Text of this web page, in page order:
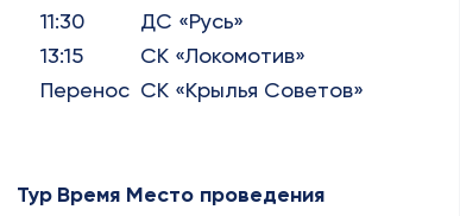
11:30
ДС «Русь»
13:15
СК «Локомотив»
Перенос СК «Крылья Советов»
Тур Время Место проведения